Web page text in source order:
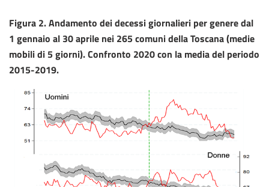
Figura 2. Andamento dei decessi giornalieri per genere dal
1 gennaio al 30 aprile nei 265 comuni della Toscana (medie
mobili di 5 giorni). Confronto 2020 con la media del periodo
2015-2019.